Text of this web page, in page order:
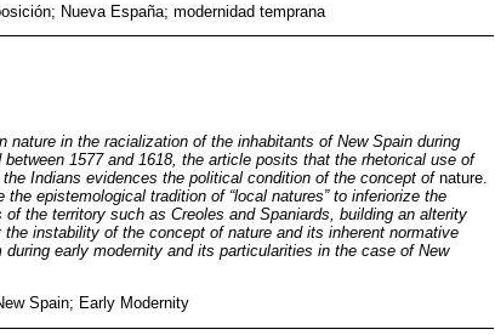
Nueva España; modernidad temprana
in the racialization of the inhabitants of New Spain during
1577 and 1618, the article posits that the rhetorical use of
Indians evidences the political condition of the concept ofnature.
epistemological tradition of “local natures” to inferiorize the
the territory such as Creoles and Spaniards, building an alterity
instability of the concept of nature and its inherent normative
early modernity and its particularities in the case of New
Spain; Early Modernity